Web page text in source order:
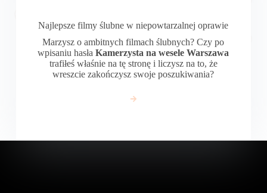
Najlepsze filmy ślubne w niepowtarzalnej oprawie
Marzysz o ambitnych filmach ślubnych? Czy po
wpisaniu hasłaKamerzysta na wesele Warszawa
trafiłeś właśnie na tę stronę i liczysz na to, że
wreszcie zakończysz swoje poszukiwania?